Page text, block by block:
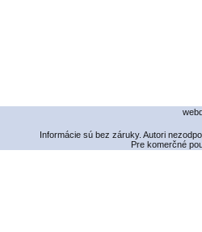
Informácie sú bez záruky. Autori
Pre komerčné